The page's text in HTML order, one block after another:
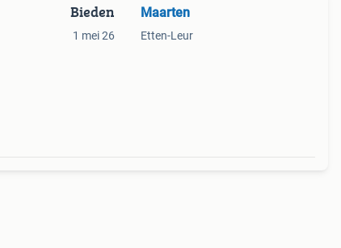
Bieden
1 mei 26
Maarten
Etten-Leur